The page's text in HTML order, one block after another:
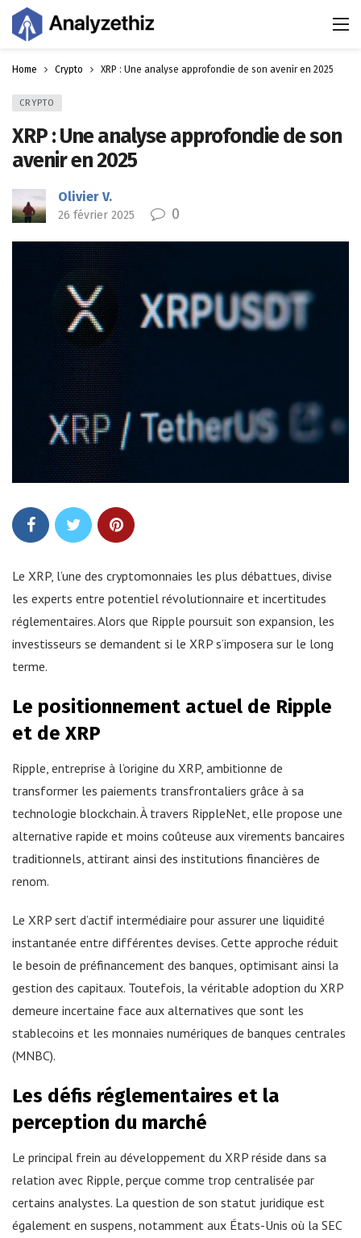
Home Crypto XRP : Une analyse approfondie de son avenir en 2025
CRYPTO
XRP : Une analyse approfondie de son
avenir en 2025
Olivier V.
26 février 2025 0
Le XRP, l’une des cryptomonnaies les plus débattues, divise
les experts entre potentiel révolutionnaire et incertitudes
réglementaires. Alors que Ripple poursuit son expansion, les
investisseurs se demandent si le XRP s’imposera sur le long
terme.
Le positionnement actuel de Ripple
et de XRP
Ripple, entreprise à l’origine du XRP, ambitionne de
transformer les paiements transfrontaliers grâce à sa
technologie blockchain. À travers RippleNet, elle propose une
alternative rapide et moins coûteuse aux virements bancaires
traditionnels, attirant ainsi des institutions financières de
renom.
Le XRP sert d’actif intermédiaire pour assurer une liquidité
instantanée entre différentes devises. Cette approche réduit
le besoin de préfinancement des banques, optimisant ainsi la
gestion des capitaux. Toutefois, la véritable adoption du XRP
demeure incertaine face aux alternatives que sont les
stablecoins et les monnaies numériques de banques centrales
(MNBC).
Les défis réglementaires et la
perception du marché
Le principal frein au développement du XRP réside dans sa
relation avec Ripple, perçue comme trop centralisée par
certains analystes. La question de son statut juridique est
également en suspens, notamment aux États-Unis où la SEC